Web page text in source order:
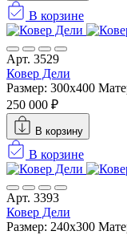
В корзине
Арт. 3529
Ковер Дели
Размер: 300х400
250 000 ₽
В корзину
В корзине
Арт. 3393
Ковер Дели
Размер: 240х300